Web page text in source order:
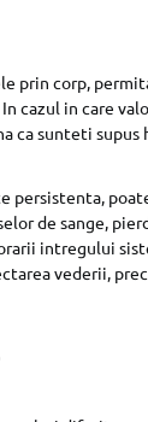
prin corp,
cazul in care
ca sunteti
persistenta,
de sange,
intregului
vederii,